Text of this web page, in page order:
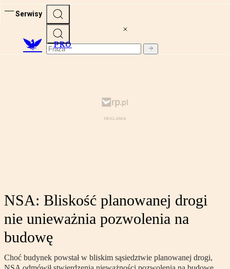
Serwisy
PRO
NSA: Bliskość planowanej drogi
nie unieważnia pozwolenia na
budowę
Choć budynek powstał w bliskim sąsiedztwie planowanej drogi,